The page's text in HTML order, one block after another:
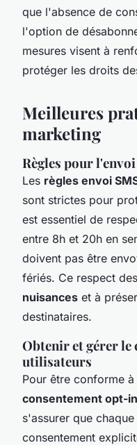
que l'absence de
l'option de
mesures visent à
protéger les droits
Meilleures
marketing
Règles pour
Les règles envoi
sont strictes pour
est essentiel de
entre 8h et 20h en
doivent pas être
fériés. Ce respect
nuisances et à
destinataires.
Obtenir et gérer le
utilisateurs
Pour être conforme à
consentement opt-in
s'assurer que
consentement